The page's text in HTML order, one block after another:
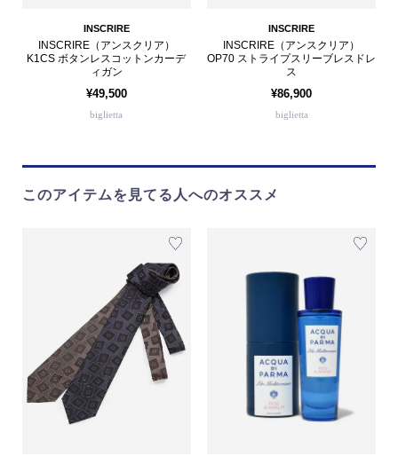
INSCRIRE
INSCRIRE（アンスクリア）
K1CS ボタンレスコットンカーデ
ィガン
¥49,500
biglietta
INSCRIRE
INSCRIRE（アンスクリア）
OP70 ストライプスリーブレスドレ
ス
¥86,900
biglietta
このアイテムを見てる人へのオススメ